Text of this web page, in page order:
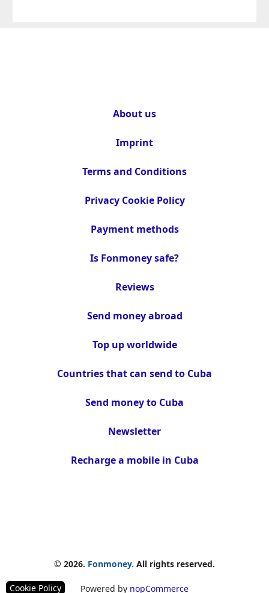
About us
Imprint
Terms and Conditions
Privacy Cookie Policy
Payment methods
Is Fonmoney safe?
Reviews
Send money abroad
Top up worldwide
Countries that can send to Cuba
Send money to Cuba
Newsletter
Recharge a mobile in Cuba
© 2026. Fonmoney. All rights reserved.
Cookie Policy Powered by nopCommerce